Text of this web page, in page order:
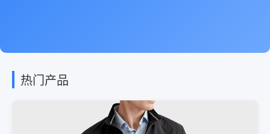
热门产品